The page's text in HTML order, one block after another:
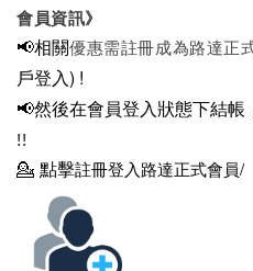
會員資訊》
📢相關優惠需註冊成為路達正
戶登入) !
📢然後在會員登入狀態下結帳
!!
💁 點擊註冊登入路達正式會員/